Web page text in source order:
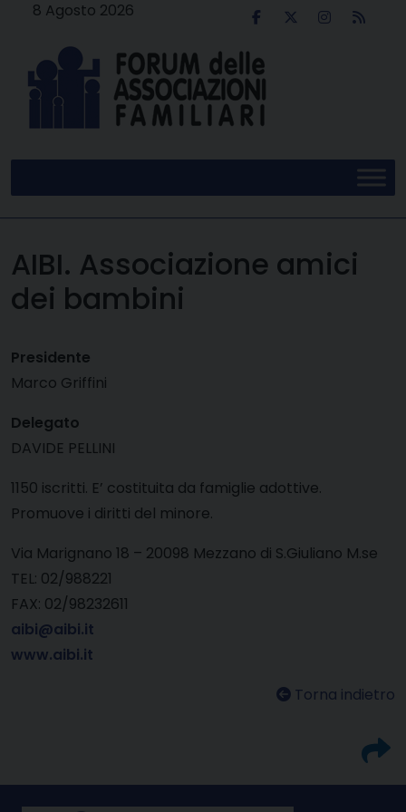
8 Agosto 2026
AIBI. Associazione amici
dei bambini
Presidente
Marco Griffini
Delegato
DAVIDE PELLINI
1150 iscritti. E’ costituita da famiglie adottive.
Promuove i diritti del minore.
Via Marignano 18 – 20098 Mezzano di S.Giuliano M.se
TEL: 02/988221
FAX: 02/98232611
aibi@aibi.it
www.aibi.it
Torna indietro